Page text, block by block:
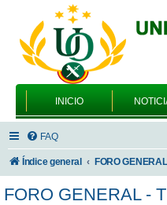
INICIO
FAQ
Índice general
FORO GENERAL -